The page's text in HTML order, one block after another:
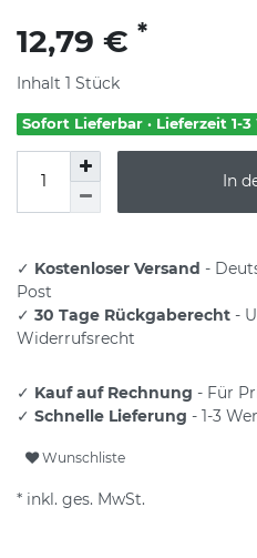
12,79 € *
Inhalt 1 Stück
Sofort Lieferbar · Lieferzeit 1-
In
✓ Kostenloser Versand -
Post
✓ 30 Tage Rückgaberecht -
Widerrufsrecht
✓ Kauf auf Rechnung - Für
✓ Schnelle Lieferung - 1-3
Wunschliste
* inkl. ges. MwSt.